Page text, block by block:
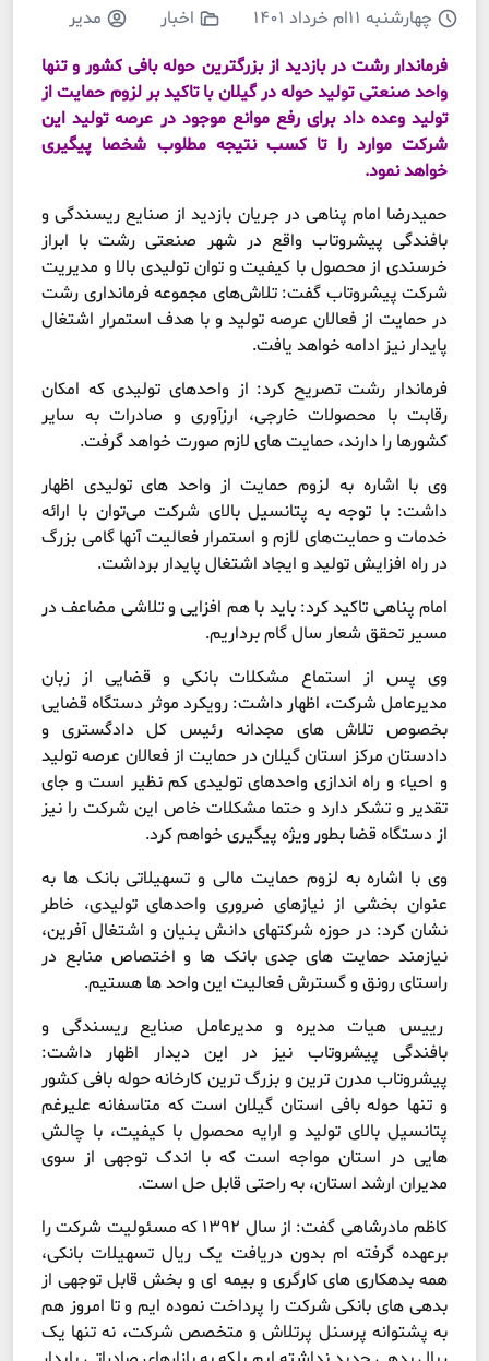
چهارشنبه ۱۱ام خرداد ۱۴۰۱ اخبار
مدیر
فرماندار رشت در بازدید از بزرگترین حوله بافی کشور و تنها
واحد صنعتی تولید حوله در گیلان با تاکید بر لزوم حمایت از
تولید وعده داد برای رفع موانع موجود در عرصه تولید این
شرکت موارد را تا کسب نتیجه مطلوب شخصا پیگیری
خواهد نمود.
حمیدرضا امام پناهی در جریان بازدید از صنایع ریسندگی و
بافندگی پیشروتاب واقع در شهر صنعتی رشت با ابراز
خرسندی از محصول با کیفیت و توان تولیدی بالا و مدیریت
شرکت پیشروتاب گفت: تلاش‌های مجموعه فرمانداری رشت
در حمایت از فعالان عرصه تولید و با هدف استمرار اشتغال
پایدار نیز ادامه خواهد یافت.
فرماندار رشت تصریح کرد: از واحدهای تولیدی که امکان
رقابت با محصولات خارجی، ارزآوری و صادرات به سایر
کشورها را دارند، حمایت های لازم صورت خواهد گرفت.
وی با اشاره به لزوم حمایت از واحد های تولیدی اظهار
داشت: با توجه به پتانسیل بالای شرکت می‌توان با ارائه
خدمات و حمایت‌های لازم و استمرار فعالیت آنها گامی بزرگ
در راه افزایش تولید و ایجاد اشتغال پایدار برداشت.
امام پناهی تاکید کرد: باید با هم افزایی و تلاشی مضاعف در
مسیر تحقق شعار سال گام برداریم.
وی پس از استماع مشکلات بانکی و قضایی از زبان
مدیرعامل شرکت، اظهار داشت: رویکرد موثر دستگاه قضایی
بخصوص تلاش های مجدانه رئیس کل دادگستری و
دادستان مرکز استان گیلان در حمایت از فعالان عرصه تولید
و احیاء و راه اندازی واحدهای تولیدی کم نظیر است و جای
تقدیر و تشکر دارد و حتما مشکلات خاص این شرکت را نیز
از دستگاه قضا بطور ویژه پیگیری خواهم کرد.
وی با اشاره به لزوم حمایت مالی و تسهیلاتی بانک ها به
عنوان بخشی از نیازهای ضروری واحدهای تولیدی، خاطر
نشان کرد: در حوزه شرکتهای دانش بنیان و اشتغال آفرین،
نیازمند حمایت های جدی بانک ها و اختصاص منابع در
راستای رونق و گسترش فعالیت این واحد ها هستیم.
رییس هیات مدیره و مدیرعامل صنایع ریسندگی و
بافندگی پیشروتاب نیز در این دیدار اظهار داشت:
پیشروتاب مدرن ترین و بزرگ ترین کارخانه حوله بافی کشور
و تنها حوله بافی استان گیلان است که متاسفانه علیرغم
پتانسیل بالای تولید و ارایه محصول با کیفیت، با چالش
هایی در استان مواجه است که با اندک توجهی از سوی
مدیران ارشد استان، به راحتی قابل حل است.
کاظم مادرشاهی گفت: از سال ۱۳۹۲ که مسئولیت شرکت را
برعهده گرفته ام بدون دریافت یک ریال تسهیلات بانکی،
همه بدهکاری های کارگری و بیمه ای و بخش قابل توجهی از
بدهی های بانکی شرکت را پرداخت نموده ایم و تا امروز هم
به پشتوانه پرسنل پرتلاش و متخصص شرکت، نه تنها یک